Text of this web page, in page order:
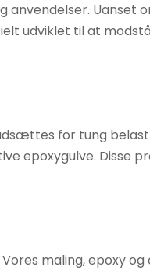
Uanset
udviklet til at
for tung
epoxygulve. Disse
maling, epoxy og